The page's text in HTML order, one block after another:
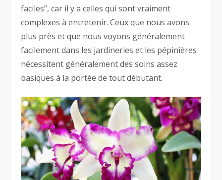
faciles”, car il y a celles qui sont vraiment
complexes à entretenir. Ceux que nous avons
plus près et que nous voyons généralement
facilement dans les jardineries et les pépinières
nécessitent généralement des soins assez
basiques à la portée de tout débutant.